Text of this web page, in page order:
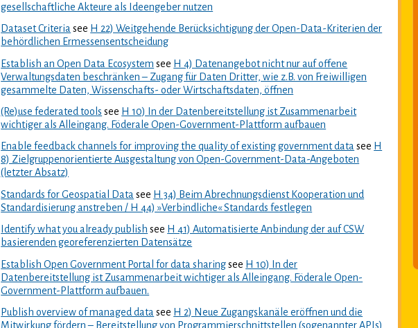
gesellschaftliche Akteure als Ideengeber nutzen
Dataset Criteria see H 22) Weitgehende Berücksichtigung der Open-Data-Kriterien der
behördlichen Ermessensentscheidung
Establish an Open Data Ecosystem see H 4) Datenangebot nicht nur auf offene
Verwaltungsdaten beschränken – Zugang für Daten Dritter, wie z.B. von Freiwilligen
gesammelte Daten, Wissenschafts- oder Wirtschaftsdaten, öffnen
(Re)use federated tools see H 10) In der Datenbereitstellung ist Zusammenarbeit
wichtiger als Alleingang. Föderale Open-Government-Plattform aufbauen
Enable feedback channels for improving the quality of existing government data see H
8) Zielgruppenorientierte Ausgestaltung von Open-Government-Data-Angeboten
(letzter Absatz)
Standards for Geospatial Data see H 34) Beim Abrechnungsdienst Kooperation und
Standardisierung anstreben / H 44) »Verbindliche« Standards festlegen
Identify what you already publish see H 41) Automatisierte Anbindung der auf CSW
basierenden georeferenzierten Datensätze
Establish Open Government Portal for data sharingsee H 10) In der
Datenbereitstellung ist Zusammenarbeit wichtiger als Alleingang. Föderale Open-
Government-Plattform aufbauen.
Publish overview of managed data see H 2) Neue Zugangskanäle eröffnen und die
Mitwirkung fördern – Bereitstellung von Programmierschnittstellen (sogenannter APIs)